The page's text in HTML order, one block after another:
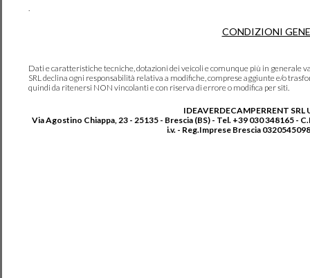
.
CONDIZIONI
Dati e caratteristiche tecniche, dotazioni dei veicoli e comunque più in generale
SRL declina ogni responsabilità relativa a modifiche, comprese aggiunte e/o
quindi da ritenersi NON vincolanti e con riserva di errore o modifica per siti.
IDEAVERDECAMPERRENT SRL
Via Agostino Chiappa, 23 - 25135 - Brescia (BS) - Tel. +39 030 348165 -
i.v. - Reg.Imprese Brescia